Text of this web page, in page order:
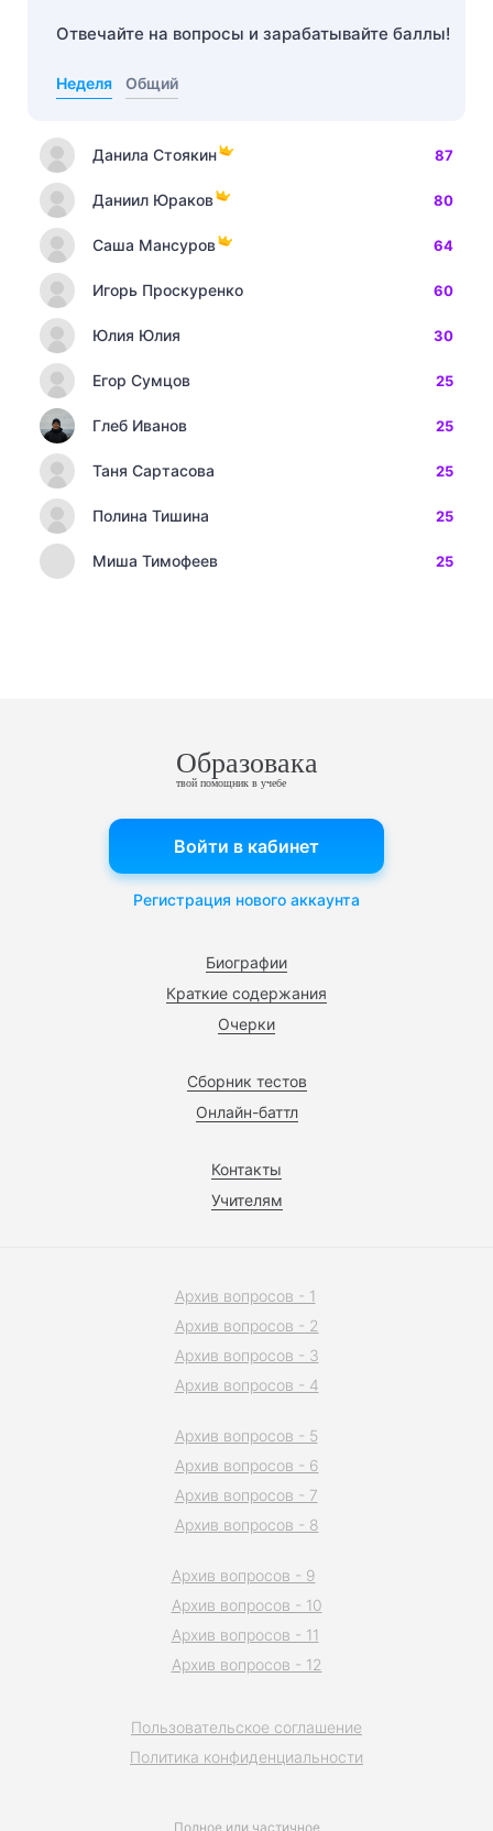
Отвечайте на вопросы и зарабатывайте баллы!
Неделя Общий
Данила Стоякин 87
Даниил Юраков 80
Саша Мансуров 64
Игорь Проскуренко 60
Юлия Юлия 30
Егор Сумцов 25
Глеб Иванов 25
Таня Сартасова 25
Полина Тишина 25
Миша Тимофеев 25
Образовака
твой помощник в учебе
Биографии
Краткие содержания
Очерки
Сборник тестов
Онлайн-баттл
Контакты
Учителям
Войти в кабинет
Регистрация нового аккаунта
Полное или частичное
Пользовательское соглашение
Политика конфиденциальности
Архив вопросов - 1
Архив вопросов - 2
Архив вопросов - 3
Архив вопросов - 4
Архив вопросов - 5
Архив вопросов - 6
Архив вопросов - 7
Архив вопросов - 8
Архив вопросов - 9
Архив вопросов - 10
Архив вопросов - 11
Архив вопросов - 12